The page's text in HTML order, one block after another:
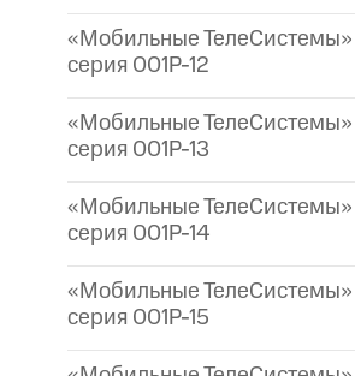
«Мобильные ТелеСистемы»
серия 001P-12
«Мобильные ТелеСистемы»
серия 001P-13
«Мобильные ТелеСистемы»
серия 001P-14
«Мобильные ТелеСистемы»
серия 001P-15